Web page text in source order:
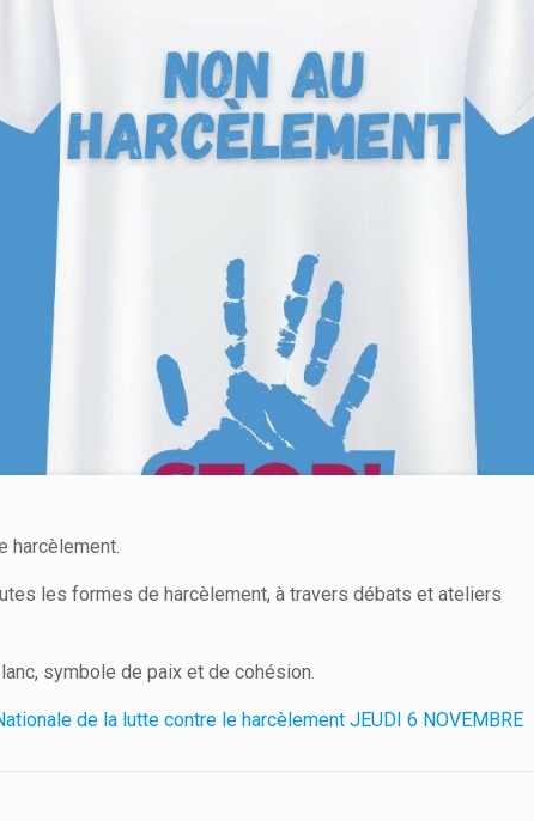
harcèlement.
les formes de harcèlement, à travers débats et ateliers
symbole de paix et de cohésion.
de la lutte contre le harcèlement JEUDI 6 NOVEMBRE